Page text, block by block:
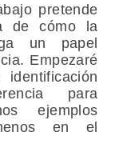
pretende
de cómo la
un papel
Empezaré
para
ejemplos
en el